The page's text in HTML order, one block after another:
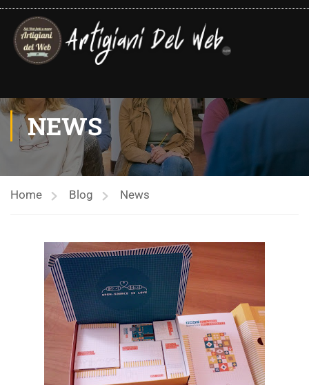
contenuto
NEWS
Home Blog News